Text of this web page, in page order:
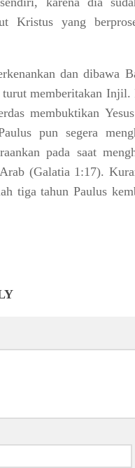
Kristus yang
dan dibawa
memberitakan Injil.
membuktikan
pun segera
pada saat
(Galatia 1:17).
tiga tahun Paulus